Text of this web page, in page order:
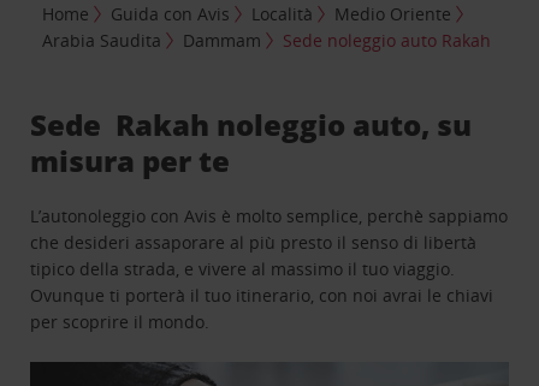
Home Guida con Avis Località
Medio Oriente
Arabia Saudita
Dammam Sede noleggio auto Rakah
Sede Rakah noleggio auto, su
misura per te
L’autonoleggio con Avis è molto semplice, perchè sappiamo
che desideri assaporare al più presto il senso di libertà
tipico della strada, e vivere al massimo il tuo viaggio.
Ovunque ti porterà il tuo itinerario, con noi avrai le chiavi
per scoprire il mondo.